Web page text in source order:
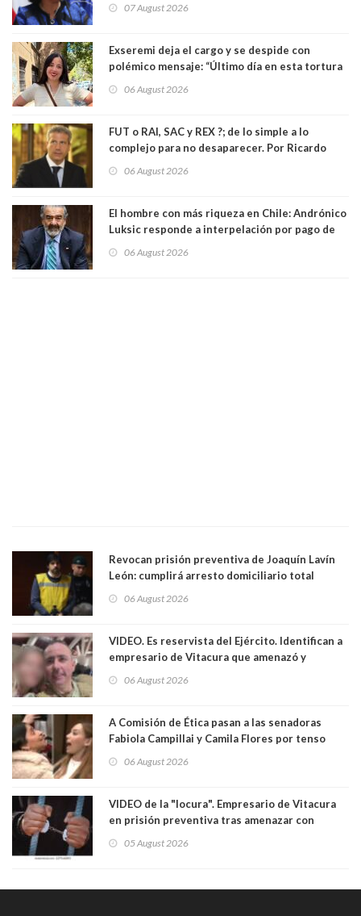
07 August 2026
Exseremi deja el cargo y se despide con
polémico mensaje: “Último día en esta tortura
06 August 2026
FUT o RAI, SAC y REX ?; de lo simple a lo
complejo para no desaparecer. Por Ricardo
06 August 2026
El hombre con más riqueza en Chile: Andrónico
Luksic responde a interpelación por pago de
día que me muera”
06 August 2026
Revocan prisión preventiva de Joaquín Lavín
León: cumplirá arresto domiciliario total
06 August 2026
VIDEO. Es reservista del Ejército. Identifican a
empresario de Vitacura que amenazó y
al "ring raja". Se trata de Andrés Arrieta y la
06 August 2026
A Comisión de Ética pasan a las senadoras
Fabiola Campillai y Camila Flores por tenso
06 August 2026
VIDEO de la "locura". Empresario de Vitacura
en prisión preventiva tras amenazar con
Los persiguió en potente camioneta
05 August 2026